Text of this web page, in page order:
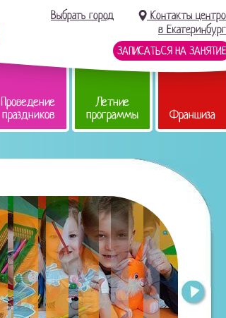
Выбрать город
Контакты
в
ЗАПИСАТЬСЯ НА ЗАНЯТИЕ
Проведение
праздников
Летние
программы Франшиза